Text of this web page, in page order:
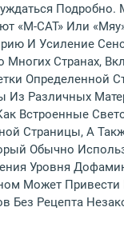
«M-CAT» Или
И Усиление
Странах,
Определенной
Различных
Встроенные
Страницы, А
Обычно
Уровня
Может
Рецепта